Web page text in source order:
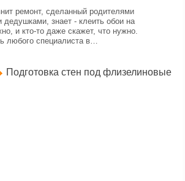
ремонт, сделанный родителями
дедушками, знает - клеить обои на
и кто-то даже скажет, что нужно.
любого специалиста в…
Подготовка стен под флизелиновые